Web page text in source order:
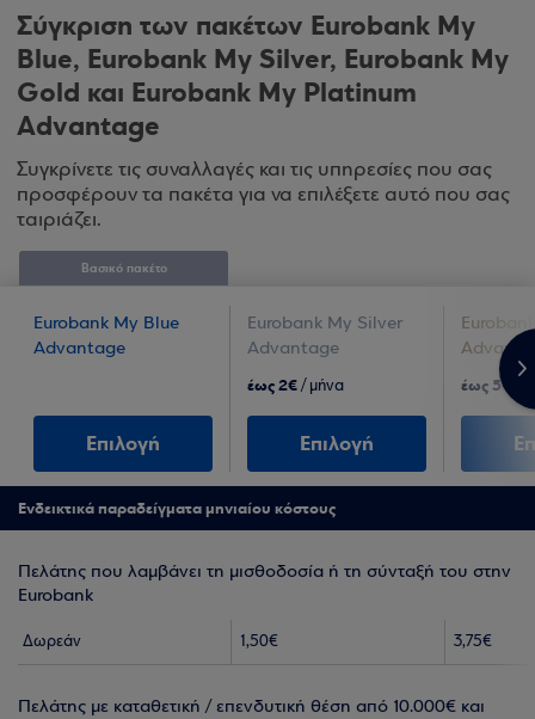
Σύγκριση των πακέτων Eurobank My
Blue, Eurobank My Silver, Eurobank My
Gold και Eurobank My Platinum
Advantage
Συγκρίνετε τις συναλλαγές και τις υπηρεσίες που σας
προσφέρουν τα πακέτα για να επιλέξετε αυτό που σας
ταιριάζει.
Βασικό πακέτο
Eurobank My Blue
Advantage
Επιλογή
Eurobank My Silver
Advantage
έως 2€ / μήνα
Επιλογή
έως 5€
>
Ενδεικτικά παραδείγματα μηνιαίου κόστους
Πελάτης που λαμβάνει τη μισθοδοσία ή τη σύνταξή του στην
Eurobank
Δωρεάν 1,50€ 3,75€
Πελάτης με καταθετική / επενδυτική θέση από 10.000€ και